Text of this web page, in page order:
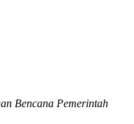
Bencana Pemerintah